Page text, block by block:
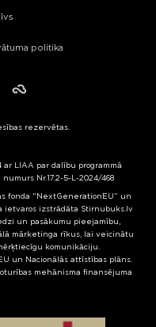
politika
Failiem.lv
rezervētas.
ar LIAA par dalību programmā
Nr.17.2-5-L-2024/468
fonda “NextGenerationEU” un
ietvaros izstrādāta Stirnubuks.lv
un pasākumu pieejamību,
mārketinga rīkus, lai veicinātu
komunikāciju.
un Nacionālās attīstības plāns.
mehānisma finansējuma